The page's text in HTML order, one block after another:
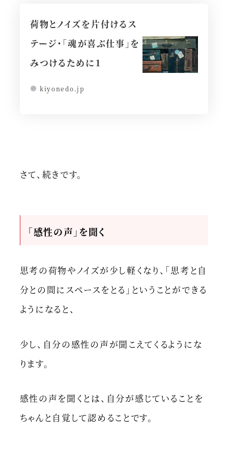
荷物とノイズを片付けるス
テージ・「魂が喜ぶ仕事」を
みつけるために１
kiyonedo.jp
さて、続きです。
「感性の声」を聞く
思考の荷物やノイズが少し軽くなり、「思考と自
分との間にスペースをとる」ということができる
ようになると、
少し、自分の感性の声が聞こえてくるようにな
ります。
感性の声を聞くとは、自分が感じていることを
ちゃんと自覚して認めることです。